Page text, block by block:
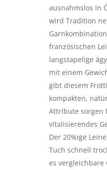
ausnahmslos in
wird Tradition
französischen
langstapelige
mit einem
gibt diesem
kompakten,
Attribute sorgen
vitalisierendes
Der 20%ige
Tuch schnell
es vergleichbare